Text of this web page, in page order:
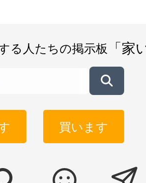
る人たちの掲示板 「家
買います